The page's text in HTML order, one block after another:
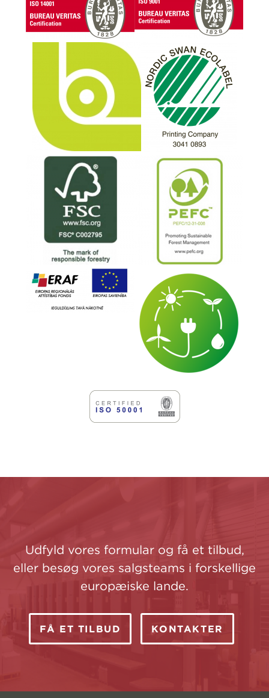
Udfyld vores formular og få et tilbud,
eller besøg vores salgsteams i forskellige
europæiske lande.
FÅ ET TILBUD KONTAKTER